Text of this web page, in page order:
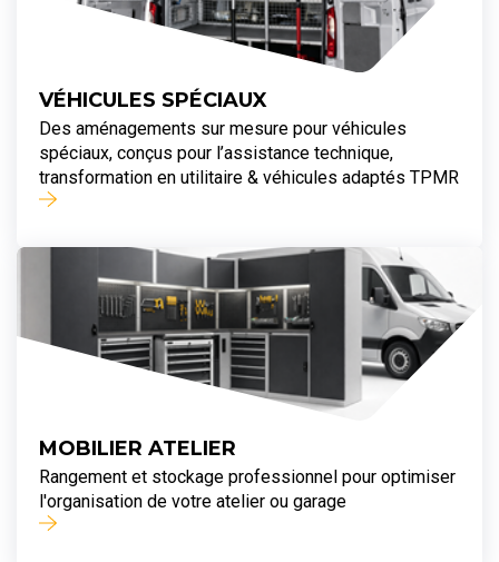
VÉHICULES SPÉCIAUX
Des aménagements sur mesure pour véhicules
spéciaux, conçus pour l’assistance technique,
transformation en utilitaire & véhicules adaptés TPMR
MOBILIER ATELIER
Rangement et stockage professionnel pour optimiser
l'organisation de votre atelier ou garage